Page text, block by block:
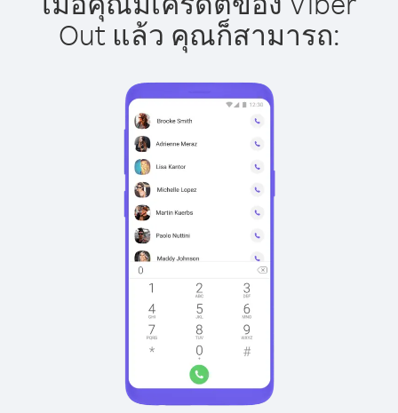
Out แล้ว คุณก็สามารถ: